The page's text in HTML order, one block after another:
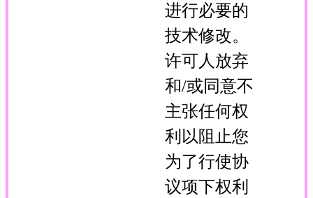
进行必要的
技术修改。
许可人放弃
和/或同意不
主张任何权
利以阻止您
为了行使协
议项下权利